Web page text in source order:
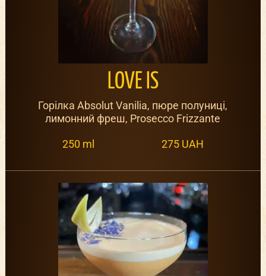
LOVE IS
Горілка Absolut Vanilia, пюре полуниці,
лимонний фреш, Prosecco Frizzante
250 ml 275 UAH